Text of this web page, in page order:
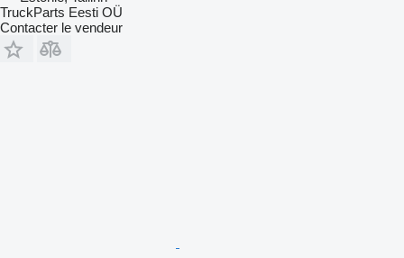
TruckParts Eesti OÜ
Contacter le vendeur